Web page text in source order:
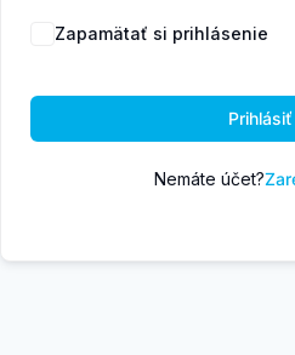
Zapamätať si prihlásenie
Prihlásiť
Nemáte účet?